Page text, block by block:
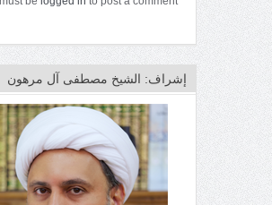
إشراف: الشيخ مصطفى آل مرهون